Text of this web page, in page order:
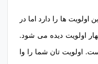
ها را دارد اما در
اولویت دیده می شود.
اولویت تان شما را وا